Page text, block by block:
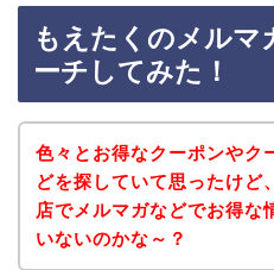
もえたくのメルマ
ーチしてみた！
色々とお得なクーポンやク
どを探していて思ったけど
店でメルマガなどでお得な
いないのかな～？